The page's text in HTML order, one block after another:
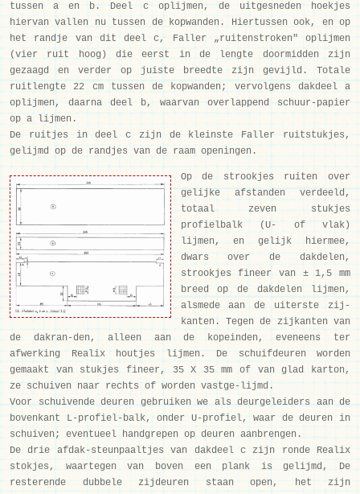
tussen a en b. Deel c oplijmen, de uitgesneden hoekjes
hiervan vallen nu tussen de kopwanden. Hiertussen ook, en op
het randje van dit deel c, Faller „ruitenstroken" oplijmen
(vier ruit hoog) die eerst in de lengte doormidden zijn
gezaagd en verder op juiste breedte zijn gevijld. Totale
ruitlengte 22 cm tussen de kopwanden; vervolgens dakdeel a
oplijmen, daarna deel b, waarvan overlappend schuur-papier
op a lijmen.
De ruitjes in deel c zijn de kleinste Faller ruitstukjes,
gelijmd op de randjes van de raam openingen.
Op de strookjes ruiten over
gelijke afstanden verdeeld,
totaal zeven stukjes
profielbalk (U- of vlak)
lijmen, en gelijk hiermee,
dwars over de dakdelen,
strookjes fineer van ± 1,5 mm
breed op de dakdelen lijmen,
alsmede aan de uiterste zij-
kanten. Tegen de zijkanten van
de dakran-den, alleen aan de kopeinden, eveneens ter
afwerking Realix houtjes lijmen. De schuifdeuren worden
gemaakt van stukjes fineer, 35 X 35 mm of van glad karton,
ze schuiven naar rechts of worden vastge-lijmd.
Voor schuivende deuren gebruiken we als deurgeleiders aan de
bovenkant L-profiel-balk, onder U-profiel, waar de deuren in
schuiven; eventueel handgrepen op deuren aanbrengen.
De drie afdak-steunpaaltjes van dakdeel c zijn ronde Realix
stokjes, waartegen van boven een plank is gelijmd, De
resterende dubbele zijdeuren staan open, het zijn